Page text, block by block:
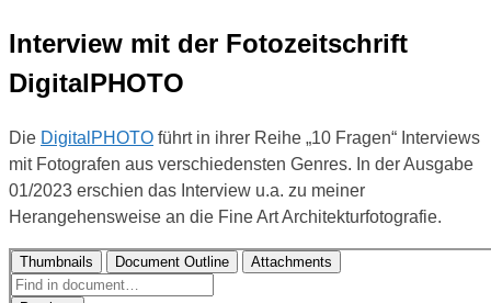
Interview mit der Fotozeitschrift
DigitalPHOTO
Die DigitalPHOTO führt in ihrer Reihe „10 Fragen“ Interviews
mit Fotografen aus verschiedensten Genres. In der Ausgabe
01/2023 erschien das Interview u.a. zu meiner
Herangehensweise an die Fine Art Architekturfotografie.